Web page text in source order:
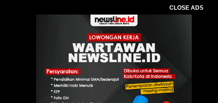
CLOSE ADS